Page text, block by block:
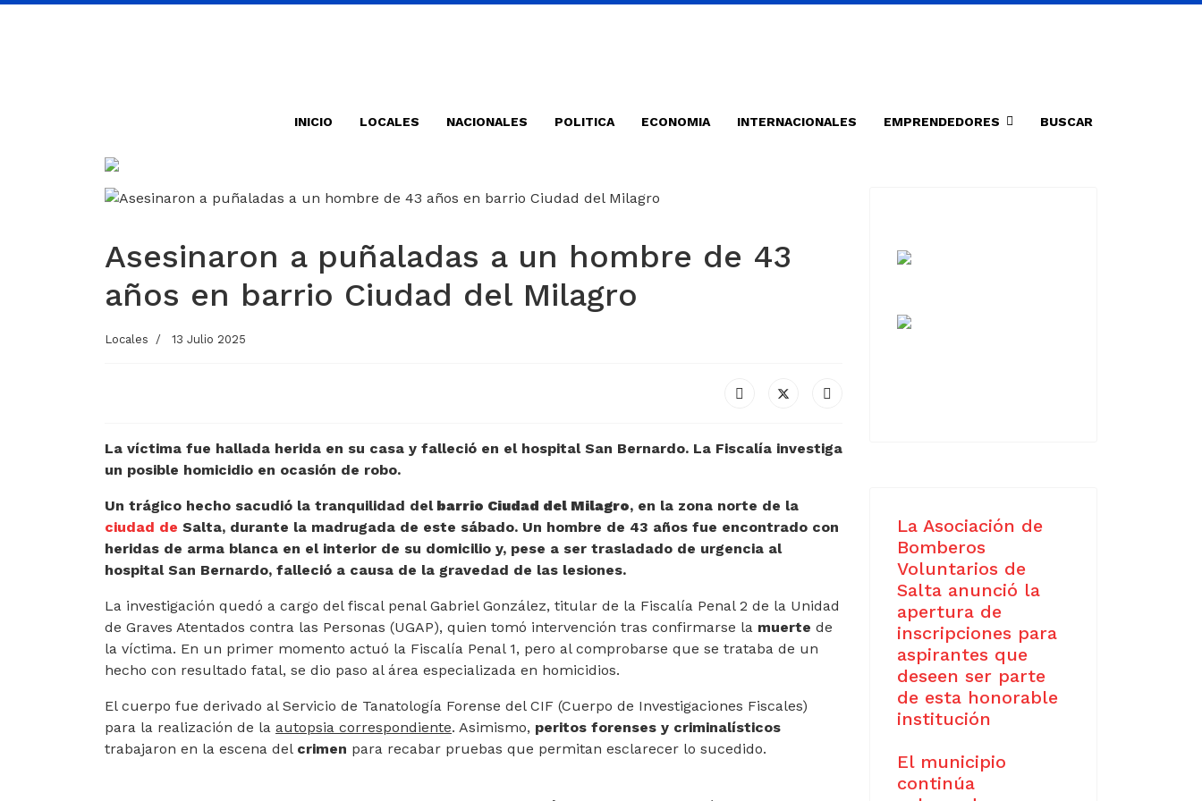
INICIO LOCALES NACIONALES POLITICA ECONOMIA INTERNACIONALES EMPRENDEDORES BUSCAR
Asesinaron a puñaladas a un hombre de 43
años en barrio Ciudad del Milagro
Locales 13 Julio 2025
La víctima fue hallada herida en su casa y falleció en el hospital San Bernardo. La Fiscalía investiga
un posible homicidio en ocasión de robo.
Un trágico hecho sacudió la tranquilidad delbarrio Ciudad del Milagro, en la zona norte de la
ciudad de Salta, durante la madrugada de este sábado. Un hombre de 43 años fue encontrado con
heridas de arma blanca en el interior de su domicilio y, pese a ser trasladado de urgencia al
hospital San Bernardo, falleció a causa de la gravedad de las lesiones.
La investigación quedó a cargo del fiscal penal Gabriel González, titular de la Fiscalía Penal 2 de la Unidad
de Graves Atentados contra las Personas (UGAP), quien tomó intervención tras confirmarse la muerte de
la víctima. En un primer momento actuó la Fiscalía Penal 1, pero al comprobarse que se trataba de un
hecho con resultado fatal, se dio paso al área especializada en homicidios.
El cuerpo fue derivado al Servicio de Tanatología Forense del CIF (Cuerpo de Investigaciones Fiscales)
para la realización de la autopsia correspondiente. Asimismo, peritos forenses y criminalísticos
trabajaron en la escena del crimen para recabar pruebas que permitan esclarecer lo sucedido.
La Asociación de
Bomberos
Voluntarios de
Salta anunció la
apertura de
inscripciones para
aspirantes que
deseen ser parte
de esta honorable
institución
El municipio
continúa